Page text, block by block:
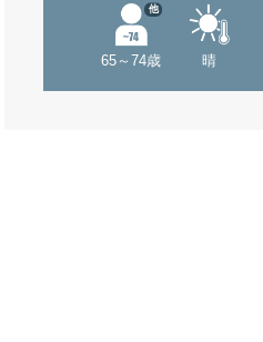
65～74歳
他
晴